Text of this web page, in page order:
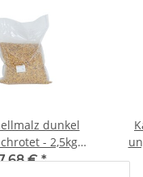
dunkel
- 2,5kg
Beutel
€*